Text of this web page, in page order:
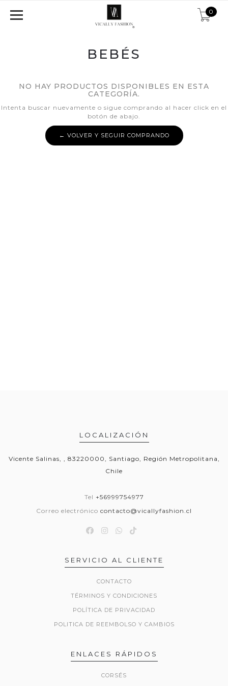
0
BEBÉS
NO HAY PRODUCTOS DISPONIBLES EN ESTA
CATEGORÍA.
Intenta buscar nuevamente o sigue comprando al hacer click en el
botón de abajo.
← VOLVER Y SEGUIR COMPRANDO
LOCALIZACIÓN
Vicente Salinas, , 83220000, Santiago, Región Metropolitana,
Chile
Tel +56999754977
Correo electrónico contacto@vicallyfashion.cl
SERVICIO AL CLIENTE
CONTACTO
TÉRMINOS Y CONDICIONES
POLÍTICA DE PRIVACIDAD
POLITICA DE REEMBOLSO Y CAMBIOS
ENLACES RÁPIDOS
CORSÉS